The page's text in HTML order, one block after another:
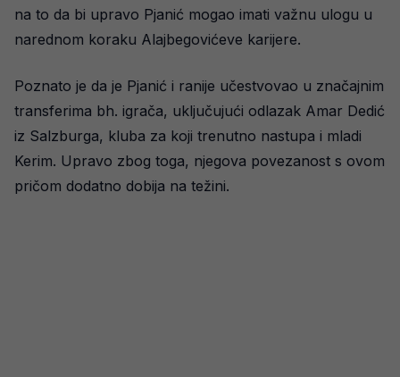
na to da bi upravo Pjanić mogao imati važnu ulogu u
narednom koraku Alajbegovićeve karijere.
Poznato je da je Pjanić i ranije učestvovao u značajnim
transferima bh. igrača, uključujući odlazak Amar Dedić
iz Salzburga, kluba za koji trenutno nastupa i mladi
Kerim. Upravo zbog toga, njegova povezanost s ovom
pričom dodatno dobija na težini.